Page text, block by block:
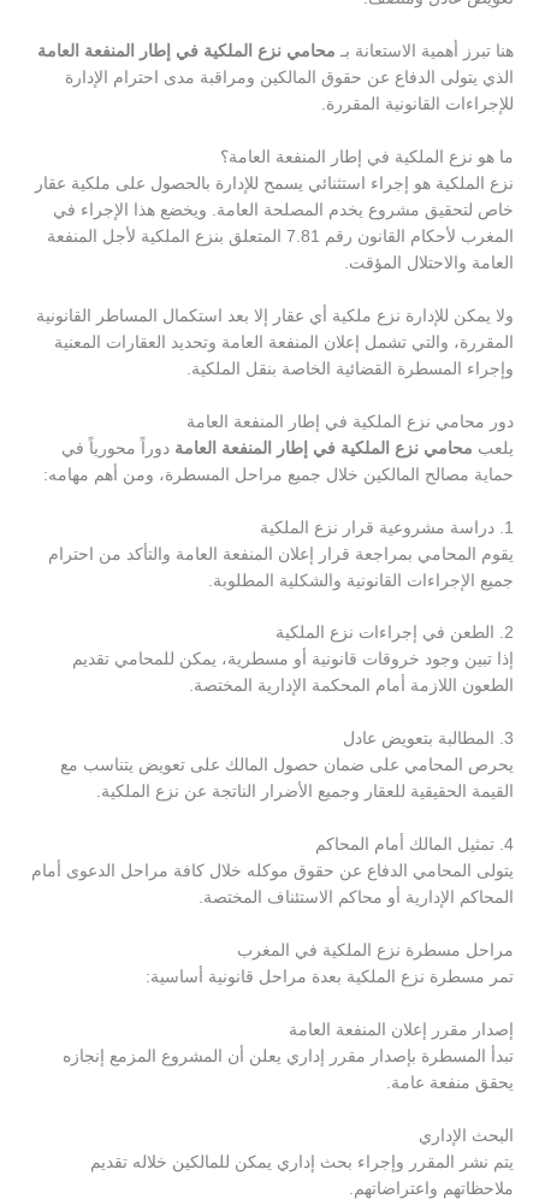
هنا تبرز أهمية الاستعانة بـمحامي نزع الملكية في إطار المنفعة العامة
الذي يتولى الدفاع عن حقوق المالكين ومراقبة مدى احترام الإدارة
للإجراءات القانونية المقررة.
ما هو نزع الملكية في إطار المنفعة العامة؟
نزع الملكية هو إجراء استثنائي يسمح للإدارة بالحصول على ملكية عقار
خاص لتحقيق مشروع يخدم المصلحة العامة. ويخضع هذا الإجراء في
المغرب لأحكام القانون رقم 7.81 المتعلق بنزع الملكية لأجل المنفعة
العامة والاحتلال المؤقت.
ولا يمكن للإدارة نزع ملكية أي عقار إلا بعد استكمال المساطر القانونية
المقررة، والتي تشمل إعلان المنفعة العامة وتحديد العقارات المعنية
وإجراء المسطرة القضائية الخاصة بنقل الملكية.
دور محامي نزع الملكية في إطار المنفعة العامة
يلعب محامي نزع الملكية في إطار المنفعة العامةدوراً محورياً في
حماية مصالح المالكين خلال جميع مراحل المسطرة، ومن أهم مهامه:
1. دراسة مشروعية قرار نزع الملكية
يقوم المحامي بمراجعة قرار إعلان المنفعة العامة والتأكد من احترام
جميع الإجراءات القانونية والشكلية المطلوبة.
2. الطعن في إجراءات نزع الملكية
إذا تبين وجود خروقات قانونية أو مسطرية، يمكن للمحامي تقديم
الطعون اللازمة أمام المحكمة الإدارية المختصة.
3. المطالبة بتعويض عادل
يحرص المحامي على ضمان حصول المالك على تعويض يتناسب مع
القيمة الحقيقية للعقار وجميع الأضرار الناتجة عن نزع الملكية.
4. تمثيل المالك أمام المحاكم
يتولى المحامي الدفاع عن حقوق موكله خلال كافة مراحل الدعوى أمام
المحاكم الإدارية أو محاكم الاستئناف المختصة.
مراحل مسطرة نزع الملكية في المغرب
تمر مسطرة نزع الملكية بعدة مراحل قانونية أساسية:
إصدار مقرر إعلان المنفعة العامة
تبدأ المسطرة بإصدار مقرر إداري يعلن أن المشروع المزمع إنجازه
يحقق منفعة عامة.
البحث الإداري
يتم نشر المقرر وإجراء بحث إداري يمكن للمالكين خلاله تقديم
ملاحظاتهم واعتراضاتهم.